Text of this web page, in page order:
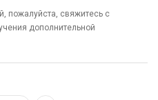
пожалуйста, свяжитесь с
дополнительной